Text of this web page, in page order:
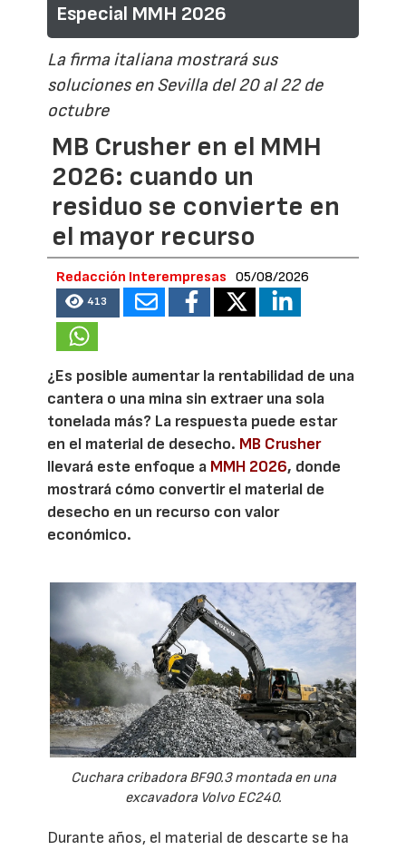
Especial MMH 2026
La firma italiana mostrará sus
soluciones en Sevilla del 20 al 22 de
octubre
MB Crusher en el MMH
2026: cuando un
residuo se convierte en
el mayor recurso
Redacción Interempresas 05/08/2026
413
¿Es posible aumentar la rentabilidad de una
cantera o una mina sin extraer una sola
tonelada más? La respuesta puede estar
en el material de desecho. MB Crusher
llevará este enfoque a MMH 2026, donde
mostrará cómo convertir el material de
desecho en un recurso con valor
económico.
Cuchara cribadora BF90.3 montada en una
excavadora Volvo EC240.
Durante años, el material de descarte se ha